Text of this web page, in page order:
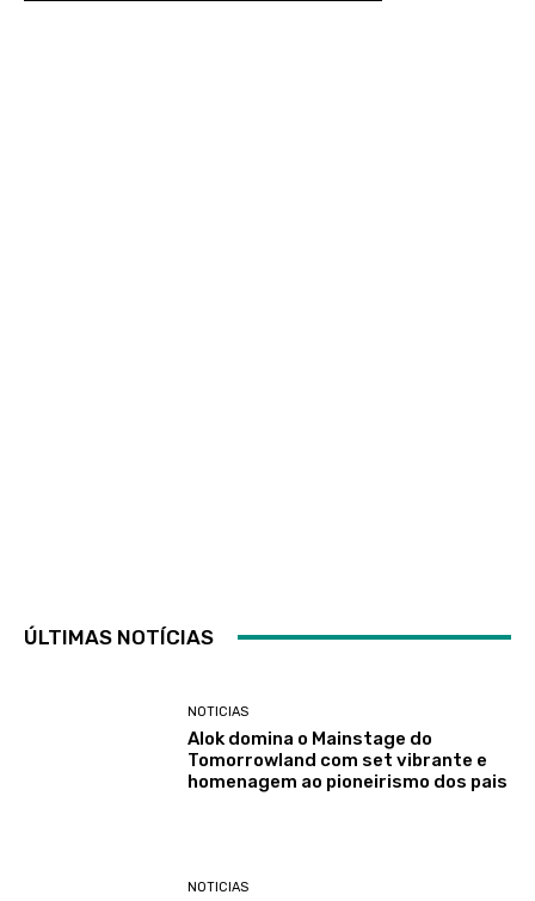
ÚLTIMAS NOTÍCIAS
NOTICIAS
Alok domina o Mainstage do
Tomorrowland com set vibrante e
homenagem ao pioneirismo dos pais
NOTICIAS